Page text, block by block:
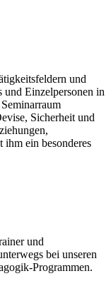
und
und Einzelpersonen in
Sicherheit und
ihm ein besonderes
und
bei unseren
Programmen.